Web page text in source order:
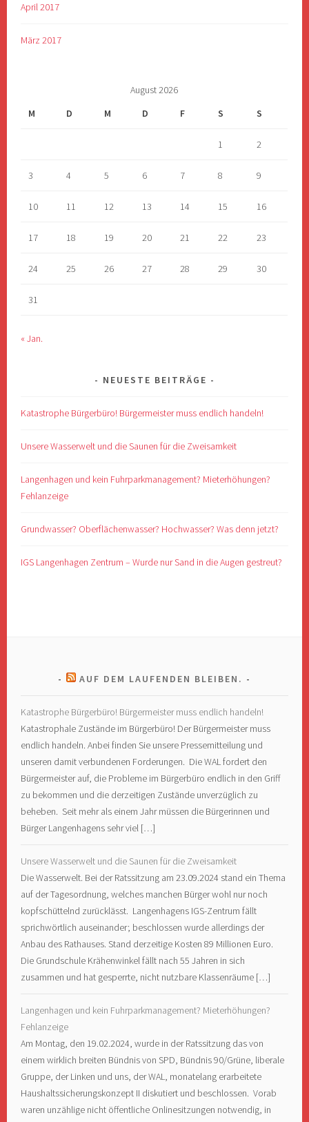
April 2017
März 2017
August 2026
M
D M D F S S
1 2
3 4 5 6 7 8 9
10 11 12 13 14 15 16
17 18 19 20 21 22 23
24 25 26 27 28 29 30
31
« Jan.
NEUESTE BEITRÄGE
Katastrophe Bürgerbüro! Bürgermeister muss endlich handeln!
Unsere Wasserwelt und die Saunen für die Zweisamkeit
Langenhagen und kein Fuhrparkmanagement? Mieterhöhungen?
Fehlanzeige
Grundwasser? Oberflächenwasser? Hochwasser? Was denn jetzt?
IGS Langenhagen Zentrum – Wurde nur Sand in die Augen gestreut?
AUF DEM LAUFENDEN BLEIBEN.
Katastrophe Bürgerbüro! Bürgermeister muss endlich handeln!
Katastrophale Zustände im Bürgerbüro! Der Bürgermeister muss
endlich handeln. Anbei finden Sie unsere Pressemitteilung und
unseren damit verbundenen Forderungen. Die WAL fordert den
Bürgermeister auf, die Probleme im Bürgerbüro endlich in den Griff
zu bekommen und die derzeitigen Zustände unverzüglich zu
beheben. Seit mehr als einem Jahr müssen die Bürgerinnen und
Bürger Langenhagens sehr viel […]
Unsere Wasserwelt und die Saunen für die Zweisamkeit
Die Wasserwelt. Bei der Ratssitzung am 23.09.2024 stand ein Thema
auf der Tagesordnung, welches manchen Bürger wohl nur noch
kopfschüttelnd zurücklässt. Langenhagens IGS-Zentrum fällt
sprichwörtlich auseinander; beschlossen wurde allerdings der
Anbau des Rathauses. Stand derzeitige Kosten 89 Millionen Euro.
Die Grundschule Krähenwinkel fällt nach 55 Jahren in sich
zusammen und hat gesperrte, nicht nutzbare Klassenräume […]
Langenhagen und kein Fuhrparkmanagement? Mieterhöhungen?
Fehlanzeige
Am Montag, den 19.02.2024, wurde in der Ratssitzung das von
einem wirklich breiten Bündnis von SPD, Bündnis 90/Grüne, liberale
Gruppe, der Linken und uns, der WAL, monatelang erarbeitete
Haushaltssicherungskonzept II diskutiert und beschlossen. Vorab
waren unzählige nicht öffentliche Onlinesitzungen notwendig, in